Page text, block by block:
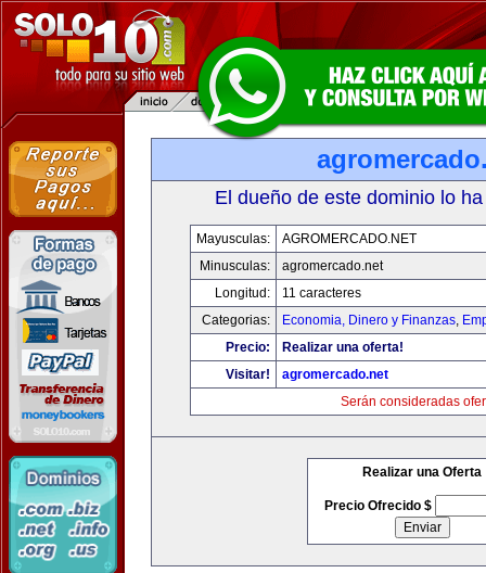
El dueño de este dominio lo
Mayusculas:
AGROMERCADO.NET
Minusculas:
agromercado.net
Longitud:
11 caracteres
Categorias:
Economia, Dinero y Finanzas,
Precio:
Realizar una oferta!
Visitar!
agromercado.net
Serán consideradas
Realizar una Oferta
Precio Ofrecido $